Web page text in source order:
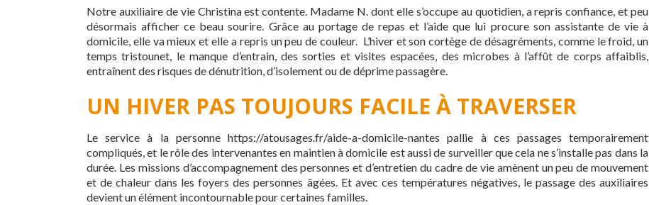
Notre auxiliaire de vie Christina est contente. Madame N. dont elle s’occupe au quotidien, a repris confiance, et peu
désormais afficher ce beau sourire. Grâce au portage de repas et l’aide que lui procure son assistante de vie à
domicile, elle va mieux et elle a repris un peu de couleur. L’hiver et son cortège de désagréments, comme le froid, un
temps tristounet, le manque d’entrain, des sorties et visites espacées, des microbes à l’affût de corps affaiblis,
entraînent des risques de dénutrition, d’isolement ou de déprime passagère.
UN HIVER PAS TOUJOURS FACILE À TRAVERSER
Le service à la personne https://atousages.fr/aide-a-domicile-nantes pallie à ces passages temporairement
compliqués, et le rôle des intervenantes en maintien à domicile est aussi de surveiller que cela ne s’installe pas dans la
durée. Les missions d’accompagnement des personnes et d’entretien du cadre de vie amènent un peu de mouvement
et de chaleur dans les foyers des personnes âgées. Et avec ces températures négatives, le passage des auxiliaires
devient un élément incontournable pour certaines familles.